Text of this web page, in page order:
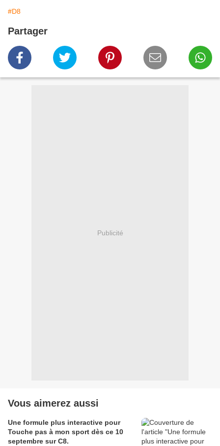
#D8
Partager
Publicité
Vous aimerez aussi
Une formule plus interactive pour
Touche pas à mon sport dès ce 10
septembre sur C8.